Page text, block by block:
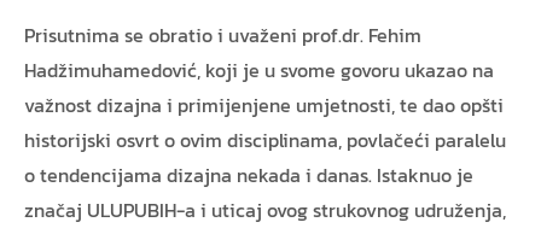
Prisutnima se obratio i uvaženi prof.dr. Fehim
Hadžimuhamedović, koji je u svome govoru ukazao na
važnost dizajna i primijenjene umjetnosti, te dao opšti
historijski osvrt o ovim disciplinama, povlačeći paralelu
o tendencijama dizajna nekada i danas. Istaknuo je
značaj ULUPUBIH-a i uticaj ovog strukovnog udruženja,